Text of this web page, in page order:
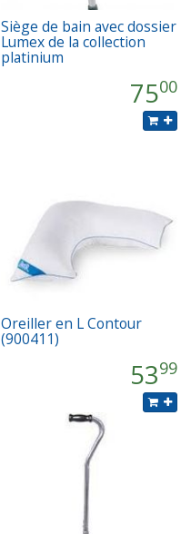
Siège de bain avec dossier
Lumex de la collection
platinium
7500
Oreiller en L Contour
(900411)
5399